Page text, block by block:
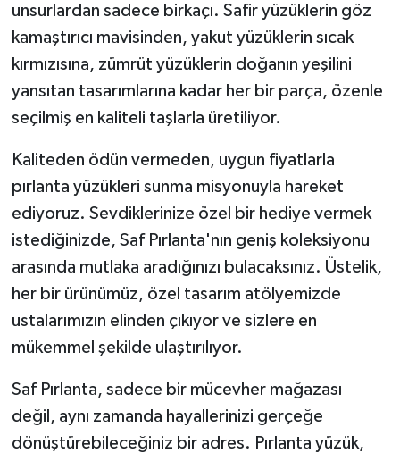
unsurlardan sadece birkaçı. Safir yüzüklerin göz
kamaştırıcı mavisinden, yakut yüzüklerin sıcak
kırmızısına, zümrüt yüzüklerin doğanın yeşilini
yansıtan tasarımlarına kadar her bir parça, özenle
seçilmiş en kaliteli taşlarla üretiliyor.
Kaliteden ödün vermeden, uygun fiyatlarla
pırlanta yüzükleri sunma misyonuyla hareket
ediyoruz. Sevdiklerinize özel bir hediye vermek
istediğinizde, Saf Pırlanta'nın geniş koleksiyonu
arasında mutlaka aradığınızı bulacaksınız. Üstelik,
her bir ürünümüz, özel tasarım atölyemizde
ustalarımızın elinden çıkıyor ve sizlere en
mükemmel şekilde ulaştırılıyor.
Saf Pırlanta, sadece bir mücevher mağazası
değil, aynı zamanda hayallerinizi gerçeğe
dönüştürebileceğiniz bir adres. Pırlanta yüzük,